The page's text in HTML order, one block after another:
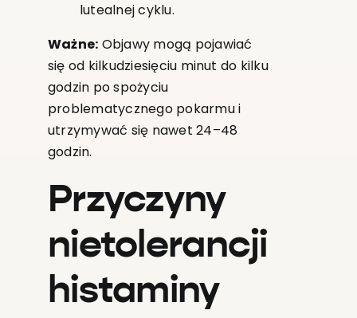
lutealnej cyklu.
Ważne: Objawy mogą pojawiać
się od kilkudziesięciu minut do kilku
godzin po spożyciu
problematycznego pokarmu i
utrzymywać się nawet 24–48
godzin.
Przyczyny
nietolerancji
histaminy